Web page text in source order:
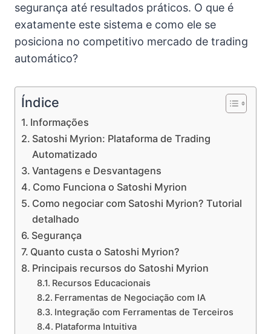
segurança até resultados práticos. O que é
exatamente este sistema e como ele se
posiciona no competitivo mercado de trading
automático?
Índice
Informações
Satoshi Myrion: Plataforma de Trading
Automatizado
Vantagens e Desvantagens
Como Funciona o Satoshi Myrion
Como negociar com Satoshi Myrion? Tutorial
detalhado
Segurança
Quanto custa o Satoshi Myrion?
Principais recursos do Satoshi Myrion
Recursos Educacionais
Ferramentas de Negociação com IA
Integração com Ferramentas de Terceiros
Plataforma Intuitiva